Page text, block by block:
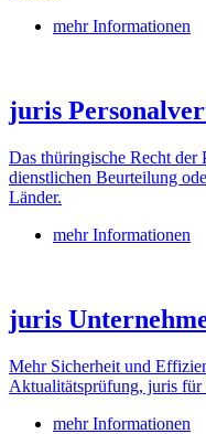
mehr Informationen
juris
Das thüringische Recht der
dienstlichen Beurteilung
Länder.
mehr Informationen
juris
Mehr Sicherheit und
Aktualitätsprüfung, juris
mehr Informationen